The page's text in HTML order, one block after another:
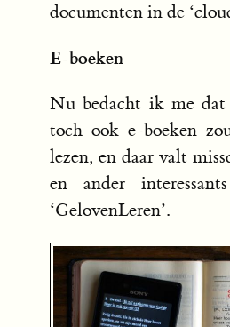
documenten in de
E-boeken
Nu bedacht ik me
toch ook e-boeken
lezen, en daar valt
en ander
‘GelovenLeren’.